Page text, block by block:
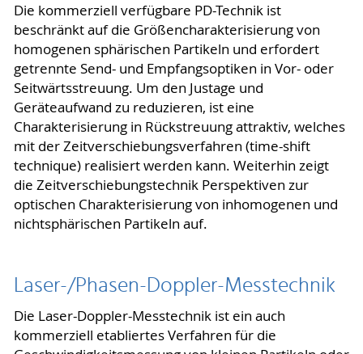
Die kommerziell verfügbare PD-Technik ist
beschränkt auf die Größencharakterisierung von
homogenen sphärischen Partikeln und erfordert
getrennte Send- und Empfangsoptiken in Vor- oder
Seitwärtsstreuung. Um den Justage und
Geräteaufwand zu reduzieren, ist eine
Charakterisierung in Rückstreuung attraktiv, welches
mit der Zeitverschiebungsverfahren (time-shift
technique) realisiert werden kann. Weiterhin zeigt
die Zeitverschiebungstechnik Perspektiven zur
optischen Charakterisierung von inhomogenen und
nichtsphärischen Partikeln auf.
Laser-/Phasen-Doppler-Messtechnik
Die Laser-Doppler-Messtechnik ist ein auch
kommerziell etabliertes Verfahren für die